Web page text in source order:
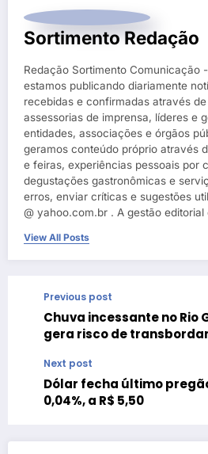
Sortimento Redação
Redação Sortimento Comunicação
estamos publicando diariamente
recebidas e confirmadas através
assessorias de imprensa, líderes e
entidades, associações e órgãos
geramos conteúdo próprio através
e feiras, experiências pessoais por
degustações gastronômicas e
erros, enviar críticas e sugestões
@ yahoo.com.br . A gestão
View All Posts
Previous post
Chuva incessante no Rio
gera risco de
Next post
Dólar fecha último
0,04%, a R$ 5,50